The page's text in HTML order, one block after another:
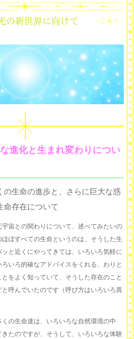
進化と生まれ変わりについ
の生命の進歩と、さらに巨大な惑
命存在について
宙との関わりについて、述べてみたいの
ぼすべての生命というのは、そうした生
と近くにやってきては、いろいろ気軽に
いろ的確なアドバイスをくれる、わりと
をよく知っていて、そうした存在のこと
呼んでいたのです（呼び方はいろいろ異
の生命達は、いろいろな自然環境の中
たのですが、そうして、いろいろな体験